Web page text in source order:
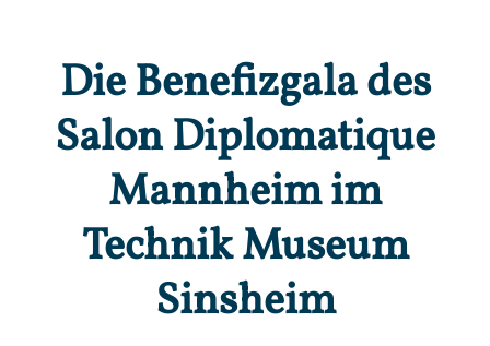
Die Benefizgala des
Salon Diplomatique
Mannheim im
Technik Museum
Sinsheim